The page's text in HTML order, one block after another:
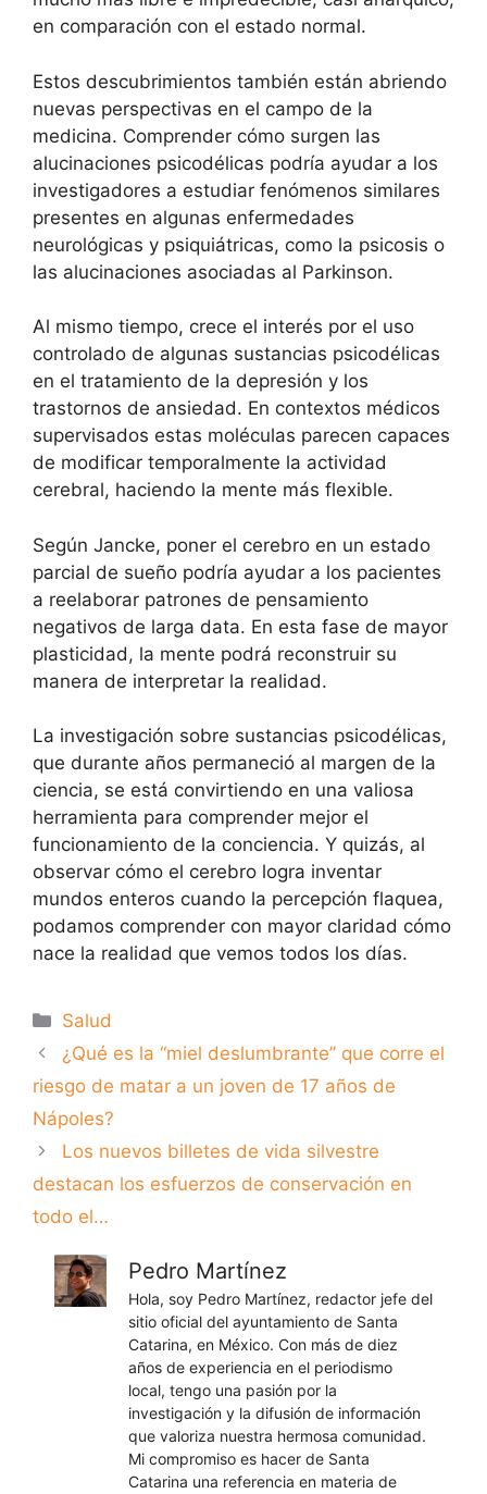
en comparación con el estado normal.
Estos descubrimientos también están abriendo
nuevas perspectivas en el campo de la
medicina. Comprender cómo surgen las
alucinaciones psicodélicas podría ayudar a los
investigadores a estudiar fenómenos similares
presentes en algunas enfermedades
neurológicas y psiquiátricas, como la psicosis o
las alucinaciones asociadas al Parkinson.
Al mismo tiempo, crece el interés por el uso
controlado de algunas sustancias psicodélicas
en el tratamiento de la depresión y los
trastornos de ansiedad. En contextos médicos
supervisados ​​estas moléculas parecen capaces
de modificar temporalmente la actividad
cerebral, haciendo la mente más flexible.
Según Jancke, poner el cerebro en un estado
parcial de sueño podría ayudar a los pacientes
a reelaborar patrones de pensamiento
negativos de larga data. En esta fase de mayor
plasticidad, la mente podrá reconstruir su
manera de interpretar la realidad.
La investigación sobre sustancias psicodélicas,
que durante años permaneció al margen de la
ciencia, se está convirtiendo en una valiosa
herramienta para comprender mejor el
funcionamiento de la conciencia. Y quizás, al
observar cómo el cerebro logra inventar
mundos enteros cuando la percepción flaquea,
podamos comprender con mayor claridad cómo
nace la realidad que vemos todos los días.
Categorías
Salud
¿Qué es la “miel deslumbrante” que corre el
riesgo de matar a un joven de 17 años de
Nápoles?
Los nuevos billetes de vida silvestre
destacan los esfuerzos de conservación en
todo el…
Pedro Martínez
Hola, soy Pedro Martínez, redactor jefe del
sitio oficial del ayuntamiento de Santa
Catarina, en México. Con más de diez
años de experiencia en el periodismo
local, tengo una pasión por la
investigación y la difusión de información
que valoriza nuestra hermosa comunidad.
Mi compromiso es hacer de Santa
Catarina una referencia en materia de